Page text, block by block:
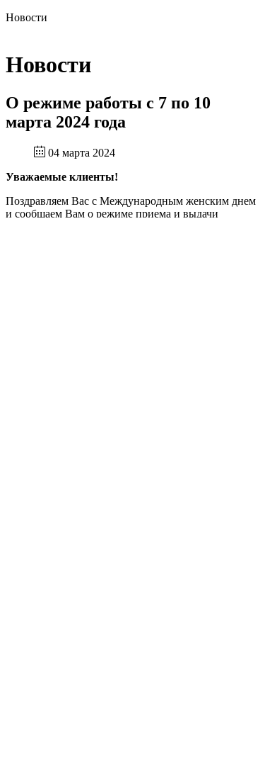
Новости
Новости
О режиме работы с 7 по 10
марта 2024 года
04 марта 2024
Уважаемые клиенты!
Поздравляем Вас с Международным женским днем
и сообщаем Вам о режиме приема и выдачи